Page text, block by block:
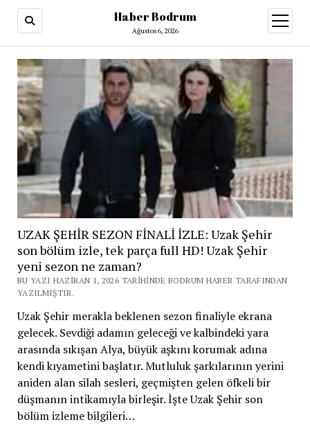
Haber Bodrum
Ağustos 6, 2026
aç
UZAK ŞEHİR SEZON FİNALİ İZLE: Uzak Şehir
son bölüm izle, tek parça full HD! Uzak Şehir
yeni sezon ne zaman?
BU YAZI HAZIRAN 1, 2026 TARIHINDE BODRUM HABER TARAFINDAN
YAZILMIŞTIR.
Uzak Şehir merakla beklenen sezon finaliyle ekrana
gelecek. Sevdiği adamın geleceği ve kalbindeki yara
arasında sıkışan Alya, büyük aşkını korumak adına
kendi kıyametini başlatır. Mutluluk şarkılarının yerini
aniden alan silah sesleri, geçmişten gelen öfkeli bir
düşmanın intikamıyla birleşir. İşte Uzak Şehir son
bölüm izleme bilgileri…